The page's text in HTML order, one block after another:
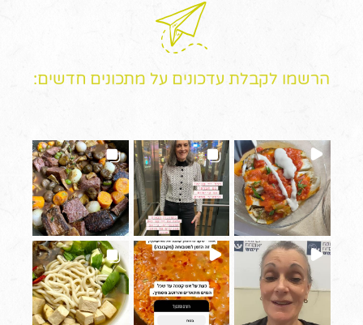
הרשמו לקבלת עדכונים על מתכונים חדשים: